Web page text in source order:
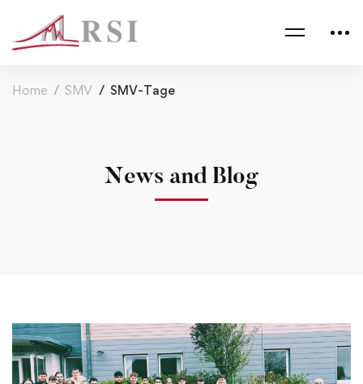
Home SMV SMV-Tage
News and Blog